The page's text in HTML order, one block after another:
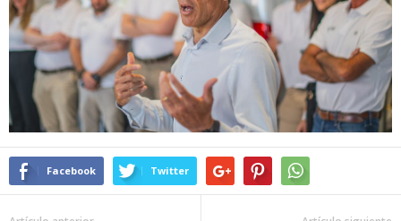
Facebook Twitter